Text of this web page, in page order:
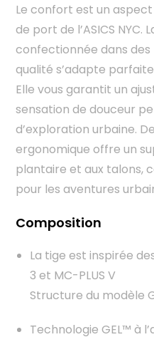
Le confort est un
de port de l’ASICS NYC.
confectionnée dans
qualité s’adapte
Elle vous garantit un
sensation de douceur
d’exploration urbaine.
ergonomique offre un
plantaire et aux talons,
pour les aventures
Composition
La tige est inspirée
3 et MC-PLUS V
Structure du modèle
Technologie GEL™ à